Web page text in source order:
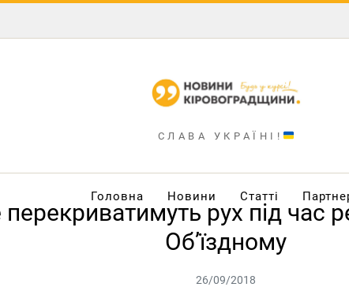
СЛАВА УКРАЇНІ!
Головна Новини Статті
перекриватимуть рух під час
Об’їздному
26/09/2018